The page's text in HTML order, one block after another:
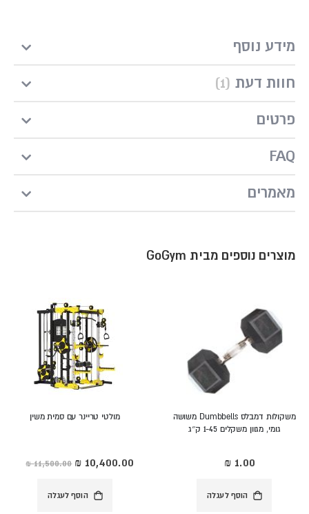
מידע נוסף
1 חוות דעת
פרטים
FAQ
מאמרים
מוצרים נוספים מבית GoGym
משקולות דמבלס Dumbbells משושה
גומי, מגוון משקלים 1-45 ק״ג
הוסף לעגלה
מולטי טריינר עם סמית משין
‏11,500.00 ₪ מחיר
מיוחד
הוסף לעגלה